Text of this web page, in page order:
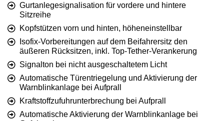
Gurtanlegesignalisation für vordere und hintere
Sitzreihe
Kopfstützen vorn und hinten, höheneinstellbar
Isofix-Vorbereitungen auf dem Beifahrersitz den
äußeren Rücksitzen, inkl. Top-Tether-Verankerung
Signalton bei nicht ausgeschaltetem Licht
Automatische Türentriegelung und Aktivierung der
Warnblinkanlage bei Aufprall
Kraftstoffzufuhrunterbrechung bei Aufprall
Automatische Aktivierung der Warnblinkanlage bei